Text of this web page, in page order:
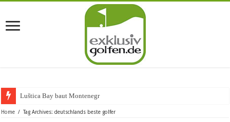
Luštica Bay baut Montenegros
Home / Tag Archives: deutschlands beste golfer